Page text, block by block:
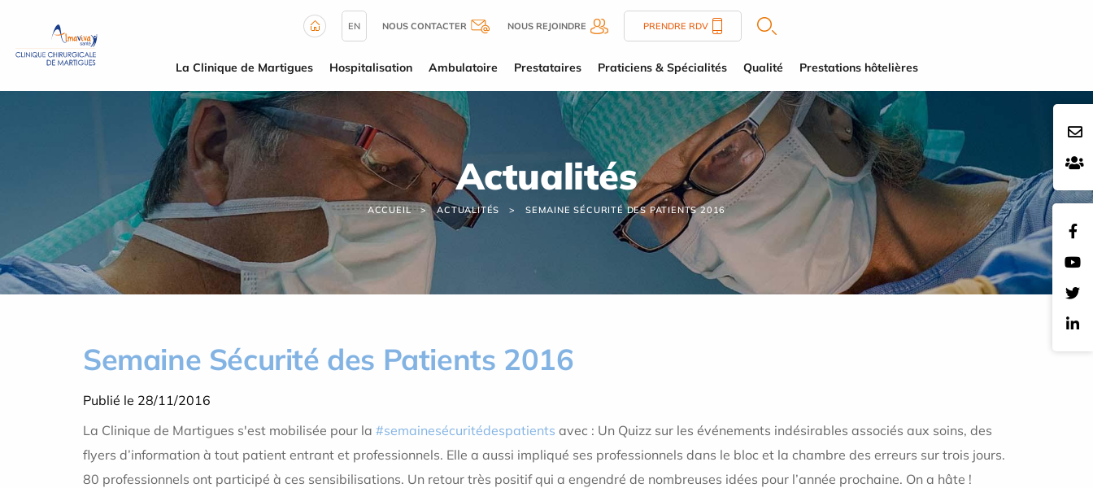
EN NOUS CONTACTER NOUS REJOINDRE PRENDRE RDV
La Clinique de Martigues Hospitalisation Ambulatoire Prestataires Praticiens & Spécialités Qualité Prestations hôtelières
Actualités
ACCUEIL ACTUALITÉS SEMAINE SÉCURITÉ DES PATIENTS 2016
Semaine Sécurité des Patients 2016
Publié le 28/11/2016
La Clinique de Martigues s'est mobilisée pour la #semainesécuritédespatients avec : Un Quizz sur les événements indésirables associés aux soins, des
flyers d’information à tout patient entrant et professionnels. Elle a aussi impliqué ses professionnels dans le bloc et la chambre des erreurs sur trois jours.
80 professionnels ont participé à ces sensibilisations. Un retour très positif qui a engendré de nombreuses idées pour l’année prochaine. On a hâte !